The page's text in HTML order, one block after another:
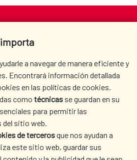
Española:
Española:
Española: Perú
a navegar de manera eficiente y
Encontrará información detallada
en las políticas de cookies.
como técnicas se guardan en su
para permitir las
del sitio web.
de tercerosque nos ayudan a
este sitio web, guardar sus
Madrid
DÓNDE COOPERAMOS
SALA DE PRENSA
BIBLIOTECA